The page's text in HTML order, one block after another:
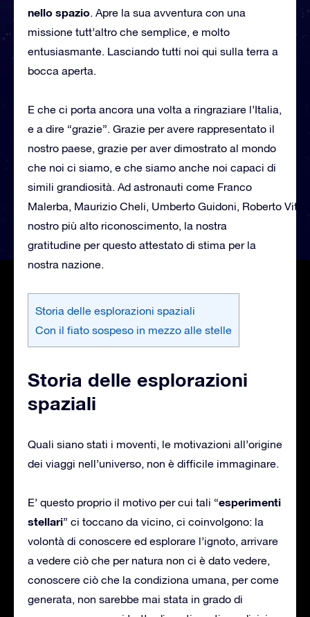
nello spazio. Apre la sua avventura con una
missione tutt’altro che semplice, e molto
entusiasmante. Lasciando tutti noi qui sulla terra a
bocca aperta.
E che ci porta ancora una volta a ringraziare l’Italia,
e a dire “grazie”. Grazie per avere rappresentato il
nostro paese, grazie per aver dimostrato al mondo
che noi ci siamo, e che siamo anche noi capaci di
simili grandiosità. Ad astronauti come Franco
Malerba, Maurizio Cheli, Umberto Guidoni, Roberto
nostro più alto riconoscimento, la nostra
gratitudine per questo attestato di stima per la
nostra nazione.
Storia delle esplorazioni spaziali
Con il fiato sospeso in mezzo alle stelle
Storia delle esplorazioni
spaziali
Quali siano stati i moventi, le motivazioni all’origine
dei viaggi nell’universo, non è difficile immaginare.
E’ questo proprio il motivo per cui tali “esperimenti
stellari” ci toccano da vicino, ci coinvolgono: la
volontà di conoscere ed esplorare l’ignoto, arrivare
a vedere ciò che per natura non ci è dato vedere,
conoscere ciò che la condiziona umana, per come
generata, non sarebbe mai stata in grado di